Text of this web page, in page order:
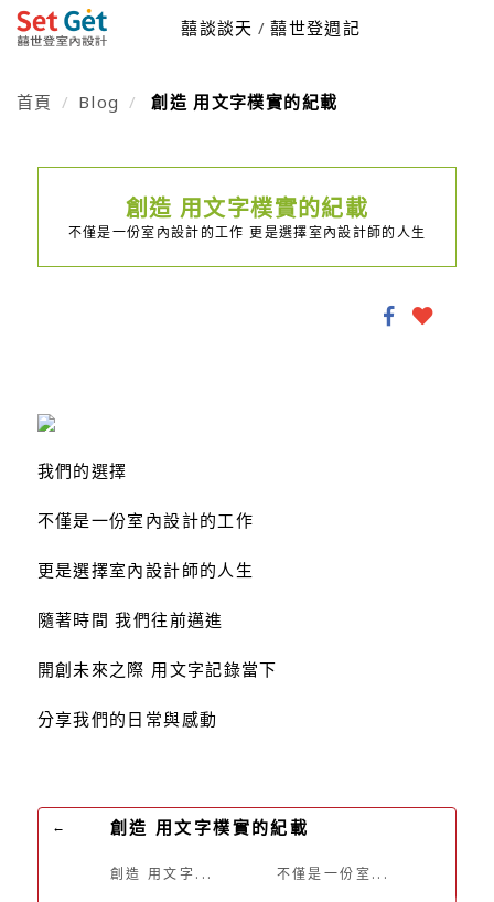
囍談談天 囍世登週記
首頁 Blog 創造 用文字樸實的紀載
創造 用文字樸實的紀載
不僅是一份室內設計的工作 更是選擇室內設計師的人生
我們的選擇
不僅是一份室內設計的工作
更是選擇室內設計師的人生
隨著時間 我們往前邁進
開創未來之際 用文字記錄當下
分享我們的日常與感動
創造 用文字樸實的紀載
創造 用文字... 不僅是一份室...
←